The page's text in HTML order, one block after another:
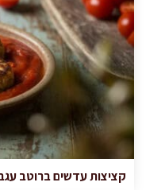
קציצות עדשים ברוטב